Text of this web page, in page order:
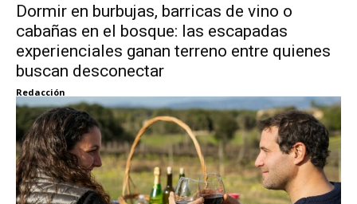
Dormir en burbujas, barricas de vino o
cabañas en el bosque: las escapadas
experienciales ganan terreno entre quienes
buscan desconectar
Redacción